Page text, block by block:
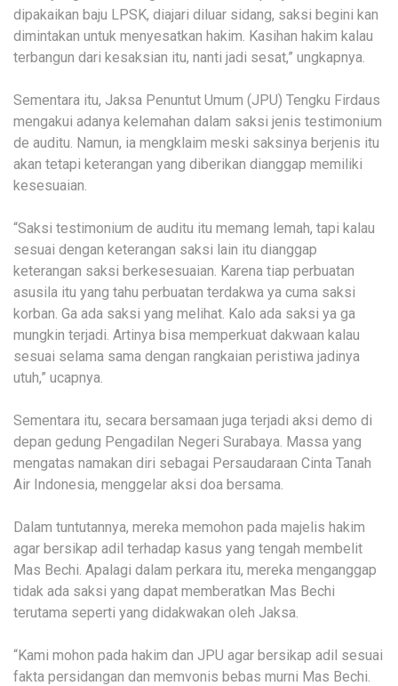
dipakaikan baju LPSK, diajari diluar sidang, saksi begini kan
dimintakan untuk menyesatkan hakim. Kasihan hakim kalau
terbangun dari kesaksian itu, nanti jadi sesat,” ungkapnya.
Sementara itu, Jaksa Penuntut Umum (JPU) Tengku Firdaus
mengakui adanya kelemahan dalam saksi jenis testimonium
de auditu. Namun, ia mengklaim meski saksinya berjenis itu
akan tetapi keterangan yang diberikan dianggap memiliki
kesesuaian.
“Saksi testimonium de auditu itu memang lemah, tapi kalau
sesuai dengan keterangan saksi lain itu dianggap
keterangan saksi berkesesuaian. Karena tiap perbuatan
asusila itu yang tahu perbuatan terdakwa ya cuma saksi
korban. Ga ada saksi yang melihat. Kalo ada saksi ya ga
mungkin terjadi. Artinya bisa memperkuat dakwaan kalau
sesuai selama sama dengan rangkaian peristiwa jadinya
utuh,” ucapnya.
Sementara itu, secara bersamaan juga terjadi aksi demo di
depan gedung Pengadilan Negeri Surabaya. Massa yang
mengatas namakan diri sebagai Persaudaraan Cinta Tanah
Air Indonesia, menggelar aksi doa bersama.
Dalam tuntutannya, mereka memohon pada majelis hakim
agar bersikap adil terhadap kasus yang tengah membelit
Mas Bechi. Apalagi dalam perkara itu, mereka menganggap
tidak ada saksi yang dapat memberatkan Mas Bechi
terutama seperti yang didakwakan oleh Jaksa.
“Kami mohon pada hakim dan JPU agar bersikap adil sesuai
fakta persidangan dan memvonis bebas murni Mas Bechi.